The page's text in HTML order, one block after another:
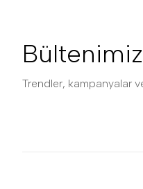
Trendler, kampanyalar